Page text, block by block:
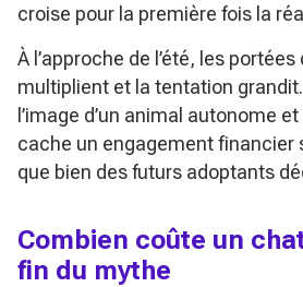
croise pour la première fois la
À l’approche de l’été, les
multiplient et la tentation
l’image d’un animal autonome
cache un engagement financier
que bien des futurs adoptants
Combien coûte un
fin du mythe